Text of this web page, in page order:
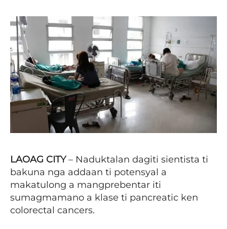
LAOAG CITY– Naduktalan dagiti sientista ti
bakuna nga addaan ti potensyal a
makatulong a mangprebentar iti
sumagmamano a klase ti pancreatic ken
colorectal cancers.